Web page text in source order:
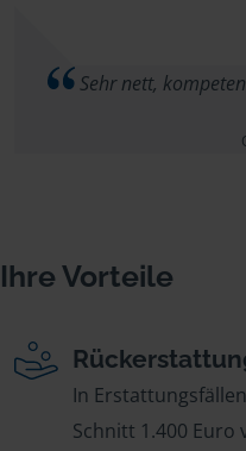
Sehr nett,
Ihre Vorteile
In
Schnitt 1.400 Euro